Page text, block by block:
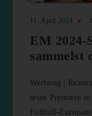
11. April 2024
EM 2024-
sammelst
Werbung |
seine Premiere
Fußball-